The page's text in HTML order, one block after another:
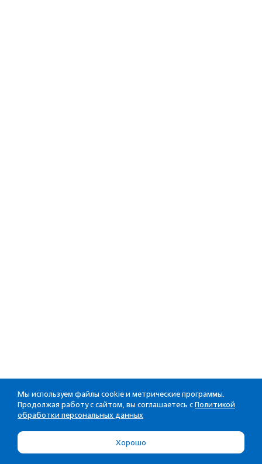
Мы используем файлы cookie и метрические программы.
Продолжая работу с сайтом, вы соглашаетесь с Политикой
обработки персональных данных
Хорошо